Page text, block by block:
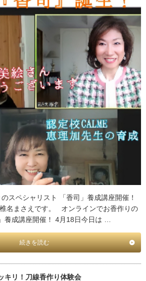
スペシャリスト 「香司」養成講座開催！
名まさえです。 オンラインでお香作りの
養成講座開催！ 4月18日今日は …
続きを読む
キリ！刀線香作り体験会